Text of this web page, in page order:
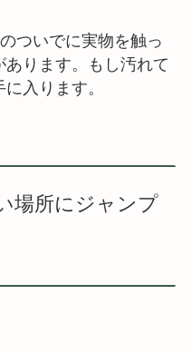
ついでに実物を触っ
ります。もし汚れて
入ります。
場所にジャンプ